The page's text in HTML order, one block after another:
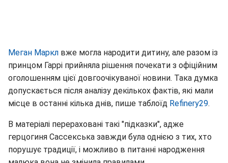
Меган Маркл вже могла народити дитину, але разом із
принцом Гаррі прийняла рішення почекати з офіційним
оголошенням цієї довгоочікуваної новини. Така думка
допускається після аналізу декількох фактів, які мали
місце в останні кілька днів, пише таблоїд Refinery29.
В матеріалі перераховані такі "підказки", адже
герцогиня Сассекська завжди була однією з тих, хто
порушує традиції, і можливо в питанні народження